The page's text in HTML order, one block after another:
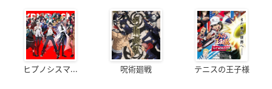
ヒプノシスマ... 呪術廻戦 テニスの王子様